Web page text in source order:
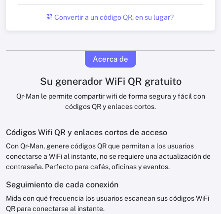
Convertir a un código QR, en su lugar?
Acerca de
Su generador WiFi QR gratuito
Qr-Man le permite compartir wifi de forma segura y fácil con
códigos QR y enlaces cortos.
Códigos Wifi QR y enlaces cortos de acceso
Con Qr-Man, genere códigos QR que permitan a los usuarios
conectarse a WiFi al instante, no se requiere una actualización de
contraseña. Perfecto para cafés, oficinas y eventos.
Seguimiento de cada conexión
Mida con qué frecuencia los usuarios escanean sus códigos WiFi
QR para conectarse al instante.